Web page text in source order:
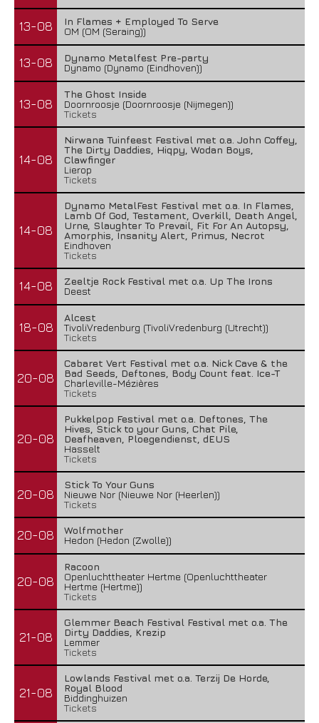
13-08
In Flames + Employed To Serve
OM (OM (Seraing))
13-08
Dynamo Metalfest Pre-party
Dynamo (Dynamo (Eindhoven))
13-08
The Ghost Inside
Doornroosje (Doornroosje (Nijmegen))
Tickets
14-08
Nirwana Tuinfeest Festival met o.a. John Coffey,
The Dirty Daddies, Hiqpy, Wodan Boys,
Clawfinger
Lierop
Tickets
14-08
Dynamo MetalFest Festival met o.a. In Flames,
Lamb Of God, Testament, Overkill, Death Angel,
Urne, Slaughter To Prevail, Fit For An Autopsy,
Amorphis, Insanity Alert, Primus, Necrot
Eindhoven
Tickets
14-08
Zeeltje Rock Festival met o.a. Up The Irons
Deest
18-08
Alcest
TivoliVredenburg (TivoliVredenburg (Utrecht))
Tickets
20-08
Cabaret Vert Festival met o.a. Nick Cave & the
Bad Seeds, Deftones, Body Count feat. Ice-T
Charleville-Mézières
Tickets
20-08
Pukkelpop Festival met o.a. Deftones, The
Hives, Stick to your Guns, Chat Pile,
Deafheaven, Ploegendienst, dEUS
Hasselt
Tickets
20-08
Stick To Your Guns
Nieuwe Nor (Nieuwe Nor (Heerlen))
Tickets
20-08
Wolfmother
Hedon (Hedon (Zwolle))
20-08
Racoon
Openluchttheater Hertme (Openluchttheater
Hertme (Hertme))
Tickets
21-08
Glemmer Beach Festival Festival met o.a. The
Dirty Daddies, Krezip
Lemmer
Tickets
21-08
Lowlands Festival met o.a. Terzij De Horde,
Royal Blood
Biddinghuizen
Tickets